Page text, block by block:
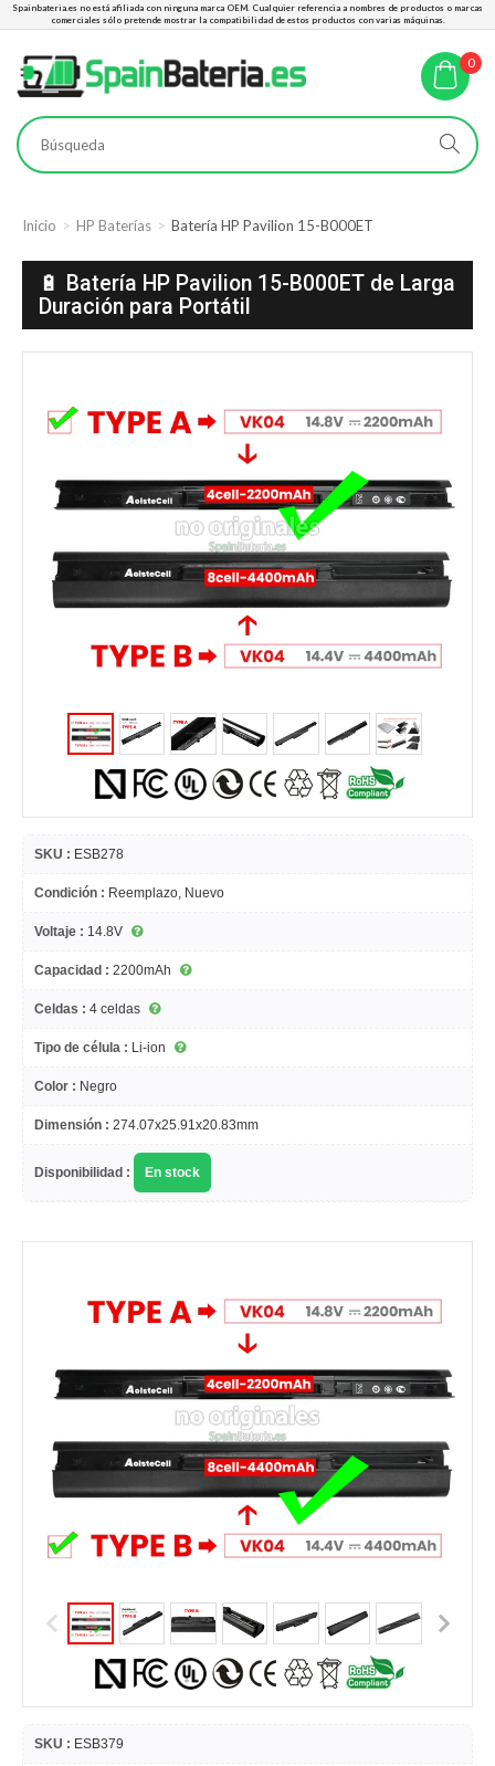
Spainbateria.es no está afiliada con ninguna marca OEM. Cualquier referencia a nombres de productos o marcas
comerciales sólo pretende mostrar la compatibilidad de estos productos con varias máquinas.
0
Inicio HP Baterías Batería HP Pavilion 15-B000ET
🔋 Batería HP Pavilion 15-B000ET de Larga
Duración para Portátil
SKU : ESB278
Condición : Reemplazo, Nuevo
Voltaje : 14.8V
Capacidad : 2200mAh
Celdas : 4 celdas
Tipo de célula : Li-ion
Color : Negro
Dimensión : 274.07x25.91x20.83mm
Disponibilidad : En stock
SKU : ESB379